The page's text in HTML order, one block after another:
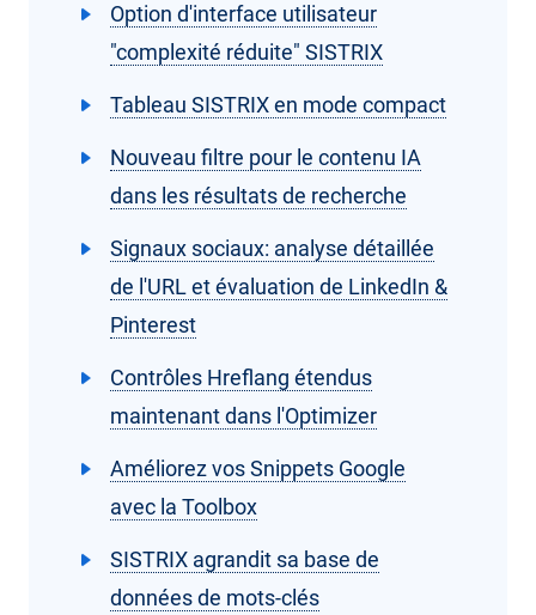
Option d'interface utilisateur
"complexité réduite" SISTRIX
Tableau SISTRIX en mode compact
Nouveau filtre pour le contenu IA
dans les résultats de recherche
Signaux sociaux: analyse détaillée
de l'URL et évaluation de LinkedIn &
Pinterest
Contrôles Hreflang étendus
maintenant dans l'Optimizer
Améliorez vos Snippets Google
avec la Toolbox
SISTRIX agrandit sa base de
données de mots-clés